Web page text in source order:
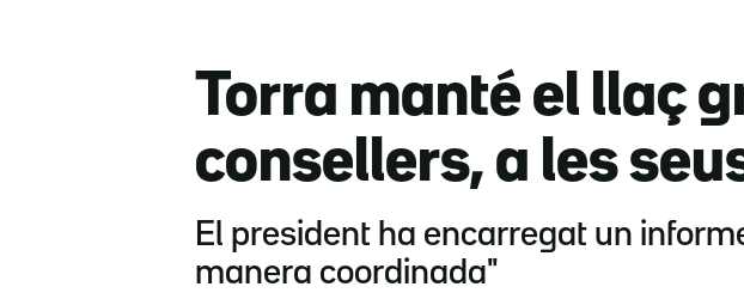
Torra manté el llaç
consellers, a les
El president ha encarregat un
manera coordinada"